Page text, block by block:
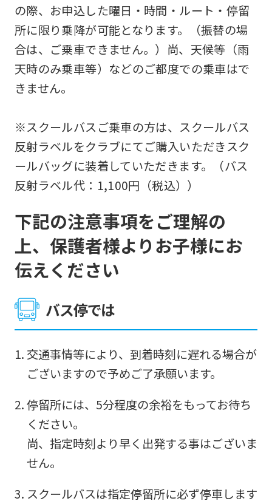
の際、お申込した曜日・時間・ルート・停留
所に限り乗降が可能となります。（振替の場
合は、ご乗車できません。）尚、天候等（雨
天時のみ乗車等）などのご都度での乗車はで
きません。
※スクールバスご乗車の方は、スクールバス
反射ラベルをクラブにてご購入いただきスク
ールバッグに装着していただきます。（バス
反射ラベル代：1,100円（税込））
下記の注意事項をご理解の
上、保護者様よりお子様にお
伝えください
バス停では
交通事情等により、到着時刻に遅れる場合が
ございますので予めご了承願います。
停留所には、5分程度の余裕をもってお待ち
ください。
尚、指定時刻より早く出発する事はございま
せん。
スクールバスは指定停留所に必ず停車します